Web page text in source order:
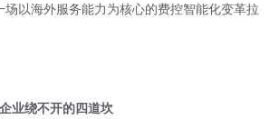
场以海外服务能力为核心的费控智能化变革拉
业绕不开的四道坎